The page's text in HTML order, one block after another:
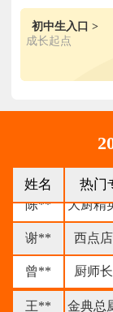
初中生入口 >
成长起点
姓名 热门
陈** 时尚西
金领大
时尚西
专
陈** 大厨精
谢** 西点
曾** 厨师
王** 金典总